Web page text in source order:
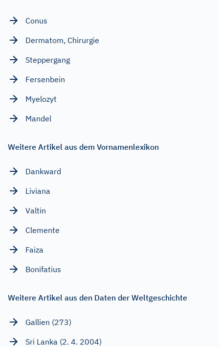
Conus
Dermatom, Chirurgie
Steppergang
Fersenbein
Myelozyt
Mandel
Weitere Artikel aus dem Vornamenlexikon
Dankward
Liviana
Valtin
Clemente
Faiza
Bonifatius
Weitere Artikel aus den Daten der Weltgeschichte
Gallien (273)
Sri Lanka (2. 4. 2004)